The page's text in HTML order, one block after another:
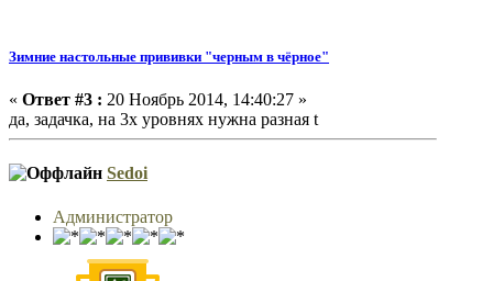
Зимние настольные прививки "черным в чёрное"
« Ответ #3 : 20 Ноябрь 2014, 14:40:27 »
да, задачка, на 3х уровнях нужна разная t
Sedoi
Администратор